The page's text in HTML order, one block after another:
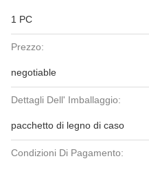
1 PC
Prezzo:
negotiable
Dettagli Dell' Imballaggio:
pacchetto di legno di caso
Condizioni Di Pagamento: